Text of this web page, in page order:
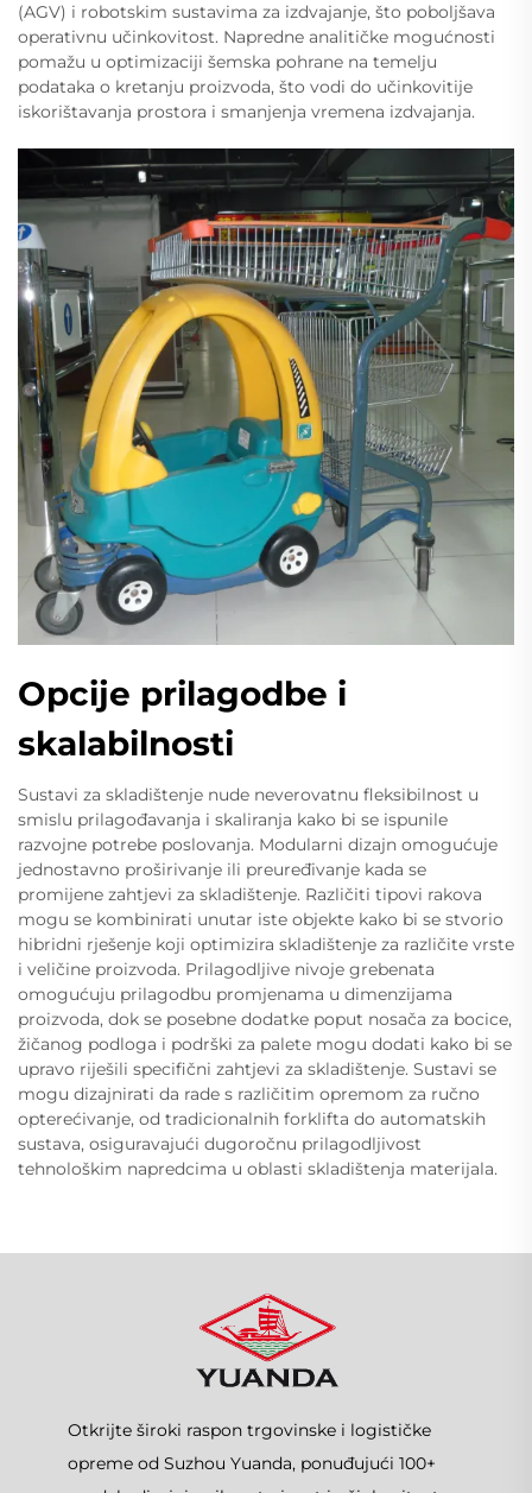
(AGV) i robotskim sustavima za izdvajanje, što poboljšava
operativnu učinkovitost. Napredne analitičke mogućnosti
pomažu u optimizaciji šemska pohrane na temelju
podataka o kretanju proizvoda, što vodi do učinkovitije
iskorištavanja prostora i smanjenja vremena izdvajanja.
Opcije prilagodbe i
skalabilnosti
Sustavi za skladištenje nude neverovatnu fleksibilnost u
smislu prilagođavanja i skaliranja kako bi se ispunile
razvojne potrebe poslovanja. Modularni dizajn omogućuje
jednostavno proširivanje ili preuređivanje kada se
promijene zahtjevi za skladištenje. Različiti tipovi rakova
mogu se kombinirati unutar iste objekte kako bi se stvorio
hibridni rješenje koji optimizira skladištenje za različite vrste
i veličine proizvoda. Prilagodljive nivoje grebenata
omogućuju prilagodbu promjenama u dimenzijama
proizvoda, dok se posebne dodatke poput nosača za bocice,
žičanog podloga i podrški za palete mogu dodati kako bi se
upravo riješili specifični zahtjevi za skladištenje. Sustavi se
mogu dizajnirati da rade s različitim opremom za ručno
opterećivanje, od tradicionalnih forklifta do automatskih
sustava, osiguravajući dugoročnu prilagodljivost
tehnološkim napredcima u oblasti skladištenja materijala.
Otkrijte široki raspon trgovinske i logističke
opreme od Suzhou Yuanda, ponuđujući 100+